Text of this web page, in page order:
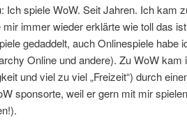
Ich spiele WoW. Seit Jahren. Ich kam
mir immer wieder erklärte wie toll das
gedaddelt, auch Onlinespiele habe
Online und andere). Zu WoW
und viel zu viel „Freizeit“) durch
sponsorte, weil er gern mit mir